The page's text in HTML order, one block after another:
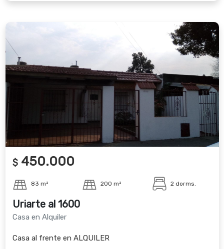
$ 450.000
83 m² 200 m² 2 dorms.
Uriarte al 1600
Casa en Alquiler
Casa al frente en ALQUILER